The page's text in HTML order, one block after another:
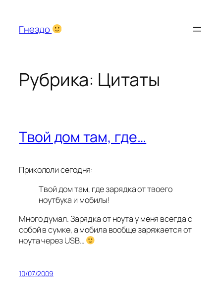
содержимому
Гнездо
Рубрика: Цитаты
Твой дом там, где…
Прикололи сегодня:
Твой дом там, где зарядка от твоего
ноутбука и мобилы!
Много думал. Зарядка от ноута у меня всегда с
собой в сумке, а мобила вообще заряжается от
ноута через USB…
10/07/2009